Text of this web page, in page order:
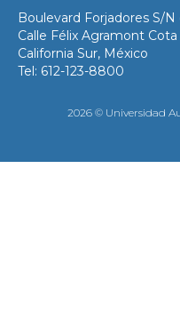
Boulevard Forjadores S/
Calle Félix Agramont
California Sur, México
Tel: 612-123-8800
2026 © Universidad